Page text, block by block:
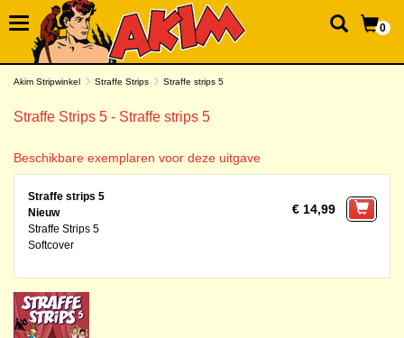
0
Akim Stripwinkel Straffe Strips Straffe strips 5
Straffe Strips 5 - Straffe strips 5
Beschikbare exemplaren voor deze uitgave
Straffe strips 5
Nieuw
Straffe Strips 5
Softcover
€ 14,99